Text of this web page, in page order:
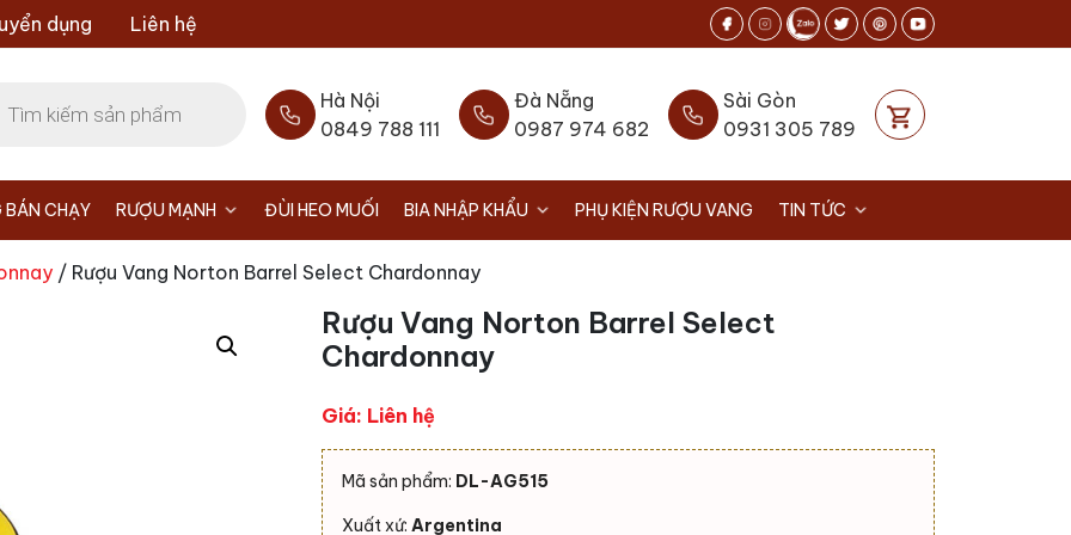
dụng Liên hệ
Hà Nội
0849 788 111
Đà Nẵng
0987 974 682
Sài Gòn
0931 305 789
BÁN CHẠY RƯỢU MẠNH ĐÙI HEO MUỐI BIA NHẬP KHẨU PHỤ KIỆN RƯỢU VANG TIN TỨC
/ Rượu Vang Norton Barrel Select Chardonnay
Rượu Vang Norton Barrel Select
Chardonnay
Giá: Liên hệ
Mã sản phẩm: DL-AG515
Xuất xứ: Argentina